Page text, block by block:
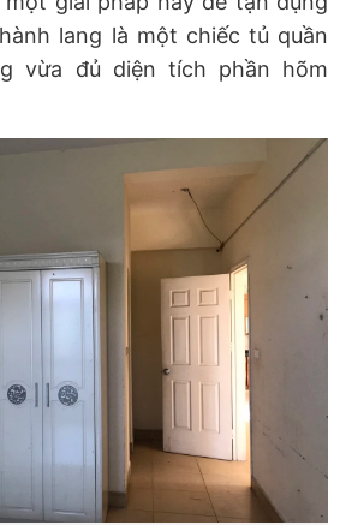
lang là một chiếc tủ quần
vừa đủ diện tích phần hõm